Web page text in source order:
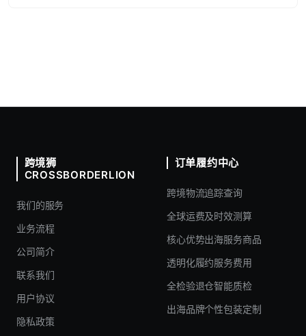
跨境狮
CROSSBORDERLION
我们的服务
业务流程
公司简介
联系我们
用户协议
隐私政策
订单履约中心
跨境物流追踪查询
全球运费及时效测算
核心优势出海服务商品
透明化履约服务费用
全检验退仓智能质检
出海品牌个性包装定制